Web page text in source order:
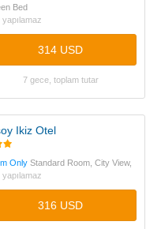
Bed
yapılamaz
314 USD
7 gece, toplam tutar
Ikiz Otel
Only Standard Room, City View,
yapılamaz
316 USD